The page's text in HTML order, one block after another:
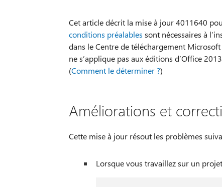
Cet article décrit la mise à jour 4011640
conditions préalables sont nécessaires à
dans le Centre de téléchargement
ne s’applique pas aux éditions d’Office
(Comment le déterminer ?)
Améliorations et
Cette mise à jour résout les problèmes
Lorsque vous travaillez sur un